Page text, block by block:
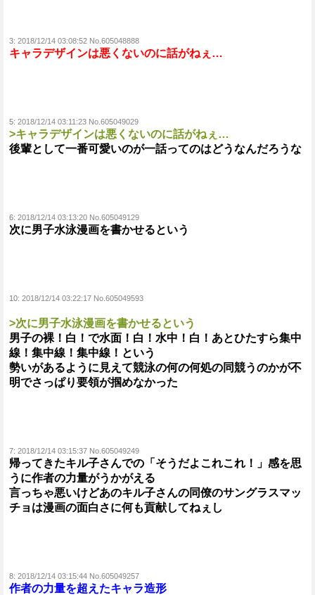
3: 2018/12/14 03:08:52 No.605048888
キャラデザインは悪くないのに話がねぇ…
5: 2018/12/14 03:11:23 No.605049029
>キャラデザインは悪くないのに話がねぇ…
後輩として一番可愛いのが一話ってのはどうなんだろうな
6: 2018/12/14 03:13:20 No.605049129
次に男子水泳漫画を書かせるという
10: 2018/12/14 03:22:17 No.605049593
>次に男子水泳漫画を書かせるという
男子の裸！白！で水面！白！水中！白！あとひたすら集中
線！集中線！集中線！という
勢いがあるように見えて競泳の何の何処の同競うのかが不
明でさっぱり要領が掴めなかった
7: 2018/12/14 03:15:37 No.605049249
帰ってきたキル子さんでの「そうだよこれこれ！」感を思
うに作者の力量がうかがえる
言っちゃ悪いけどあのキル子さんの同僚のサングラスマッ
チョは漫画の面白さに何も貢献してねぇし
8: 2018/12/14 03:15:44 No.605049257
作者の力量を超えたキャラ造形